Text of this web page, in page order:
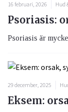
16 februari, 2026 Hud
Psoriasis:
Psoriasis är
29 december, 2025
Eksem: